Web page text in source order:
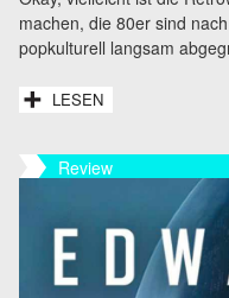
machen, die 80er sind
popkulturell langsam
LESEN
Review